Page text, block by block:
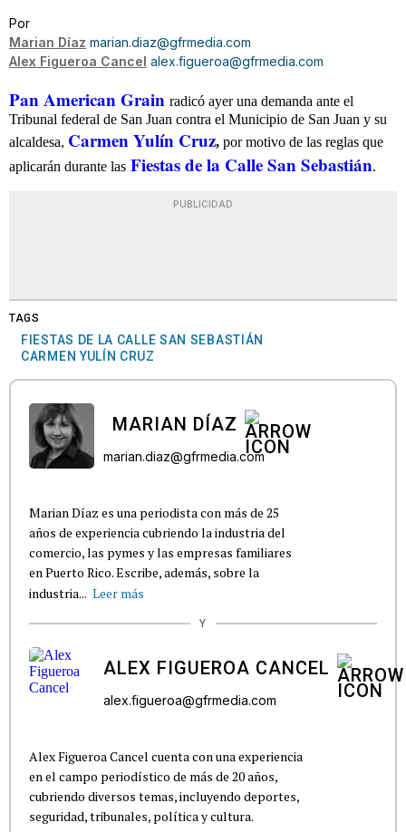
Por
Marian Díaz marian.diaz@gfrmedia.com
Alex Figueroa Cancel alex.figueroa@gfrmedia.com
Pan American Grain radicó ayer una demanda ante el
Tribunal federal de San Juan contra el Municipio de San Juan y su
alcaldesa, Carmen Yulín Cruz, por motivo de las reglas que
aplicarán durante las Fiestas de la Calle San Sebastián.
PUBLICIDAD
TAGS
FIESTAS DE LA CALLE SAN SEBASTIÁN
CARMEN YULÍN CRUZ
MARIAN DÍAZ
marian.diaz@gfrmedia.com
Marian Díaz es una periodista con más de 25
años de experiencia cubriendo la industria del
comercio, las pymes y las empresas familiares
en Puerto Rico. Escribe, además, sobre la
industria... Leer más
Y
ALEX FIGUEROA CANCEL
alex.figueroa@gfrmedia.com
Alex Figueroa Cancel cuenta con una experiencia
en el campo periodístico de más de 20 años,
cubriendo diversos temas, incluyendo deportes,
seguridad, tribunales, política y cultura.